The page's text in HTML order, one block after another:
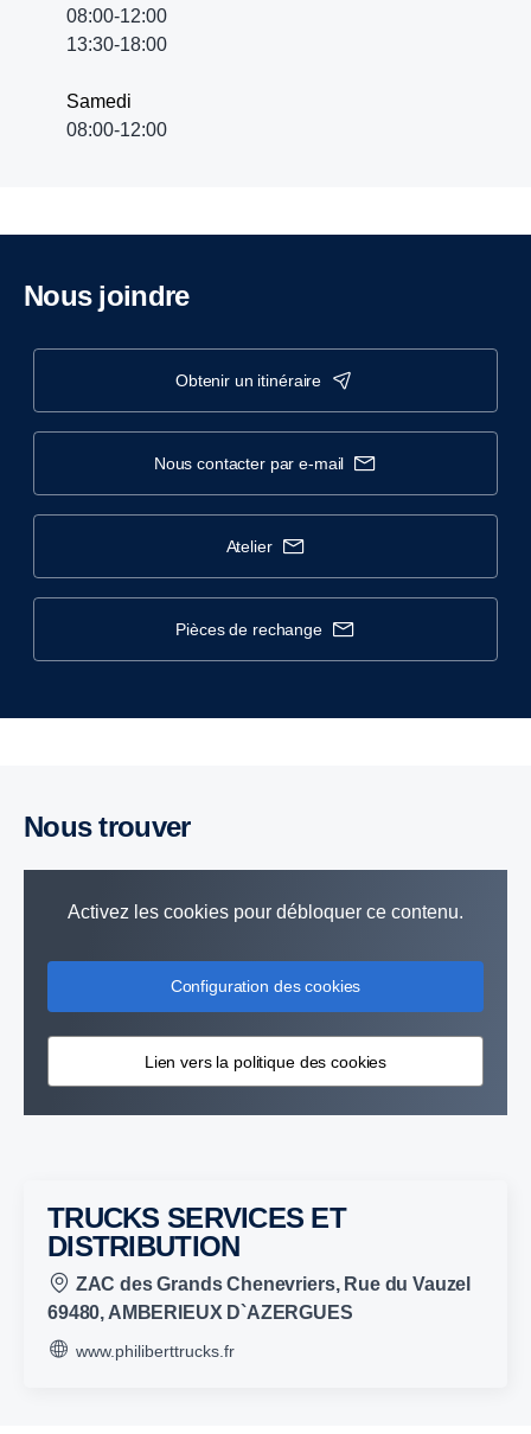
08:00-12:00
13:30-18:00
Samedi
08:00-12:00
Nous joindre
obtenir un itinéraire
nous contacter par e-mail
atelier
pièces de rechange
Nous trouver
Activez les cookies pour débloquer ce contenu.
Configuration des cookies
Lien vers la politique des cookies
TRUCKS SERVICES ET
DISTRIBUTION
ZAC des Grands Chenevriers, Rue du Vauzel
69480, AMBERIEUX D`AZERGUES
www.philiberttrucks.fr